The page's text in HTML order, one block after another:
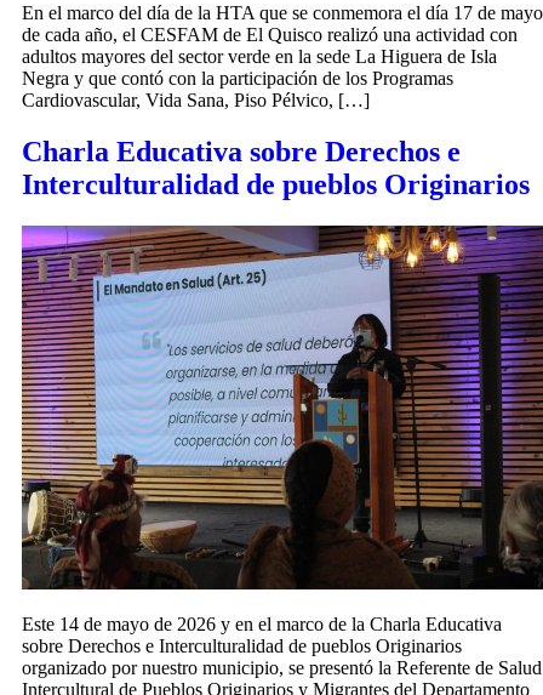
En el marco del día de la HTA que se conmemora el día 17 de mayo
de cada año, el CESFAM de El Quisco realizó una actividad con
adultos mayores del sector verde en la sede La Higuera de Isla
Negra y que contó con la participación de los Programas
Cardiovascular, Vida Sana, Piso Pélvico, […]
Charla Educativa sobre Derechos e
Interculturalidad de pueblos Originarios
Este 14 de mayo de 2026 y en el marco de la Charla Educativa
sobre Derechos e Interculturalidad de pueblos Originarios
organizado por nuestro municipio, se presentó la Referente de Salud
Intercultural de Pueblos Originarios y Migrantes del Departamento